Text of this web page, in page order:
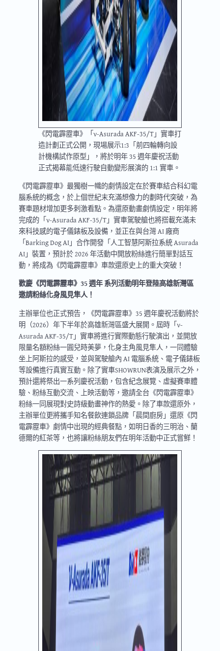
《閃電霹靂車》「ν-Asurada AKF-35/T」實車打
造計劃正式公開，現場展示1:3「前四輪轉向設
計機構試作原型」，將於明年 35 週年慶祝活動
正式揭幕能低速行駛自動變形展演的 1:1 實車。
《閃電霹靂車》最獨樹一幟的劇情設定在於賽車結合科幻電
腦系統的概念，於上個世紀末充滿想像力的劃時代突破，為
賽車題材增加更多刺激看點。為還原動畫劇情設定，明年將
完成的「ν-Asurada AKF-35/T」實車駕駛艙也將搭載充滿未
來科技感的電子儀錶板及設備，並正在與台灣 AI 廠商
「Barking Dog AI」合作開發「人工智慧阿斯拉系統 Asurada
AI」裝置，預計於 2026 年活動中開放粉絲進行簡單對話互
動，將成為《閃電霹靂車》車款還原史上的重大突破！
歡慶《閃電霹靂車》35 週年 系列活動明年登陸高雄新灣區
邀請粉絲化身風見隼人！
主辦單位也正式預告，《閃電霹靂車》35 週年慶祝活動將於
明（2026）年下半年於高雄新灣區盛大展開。屆時「ν-
Asurada AKF-35/T」實車將進行實際動態行駛演出，並開放
限量名額粉絲一圓兒時美夢，化身主角風見隼人，一同體驗
坐上阿斯拉的感受，並與駕駛艙內 AI 電腦系統、電子儀錶板
等設備進行真實互動。除了實車SHOWRUN表演及展示之外，
預計還將祭出一系列慶祝活動，包含紀念展覽、虛擬賽車體
驗、粉絲互動交流、上映活動等，邀請全台《閃電霹靂車》
粉絲一同展現對史詩級動畫神作的熱愛。除了車款還原外，
主辦單位更將攜手知名餐飲連鎖品牌「晨間廚房」還原《閃
電霹靂車》劇情中出現的經典餐點，如明日香的三明治、蘭
德爾的紅茶等，也將讓粉絲朋友們在明年活動中正式嘗鮮！